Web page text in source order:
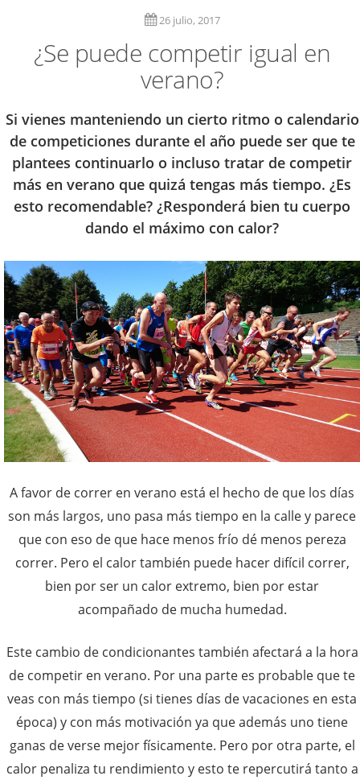
26 julio, 2017
¿Se puede competir igual en
verano?
Si vienes manteniendo un cierto ritmo o calendario
de competiciones durante el año puede ser que te
plantees continuarlo o incluso tratar de competir
más en verano que quizá tengas más tiempo. ¿Es
esto recomendable? ¿Responderá bien tu cuerpo
dando el máximo con calor?
A favor de correr en verano está el hecho de que los días
son más largos, uno pasa más tiempo en la calle y parece
que con eso de que hace menos frío dé menos pereza
correr. Pero el calor también puede hacer difícil correr,
bien por ser un calor extremo, bien por estar
acompañado de mucha humedad.
Este cambio de condicionantes también afectará a la hora
de competir en verano. Por una parte es probable que te
veas con más tiempo (si tienes días de vacaciones en esta
época) y con más motivación ya que además uno tiene
ganas de verse mejor físicamente. Pero por otra parte, el
calor penaliza tu rendimiento y esto te repercutirá tanto a